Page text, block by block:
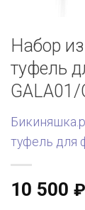
Набор
туфель
туфель для
10 500 ₽